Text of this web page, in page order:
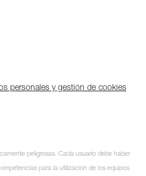
personales y gestión de cookies
peligrosas. Cada usuario debe haber
para la utilización de los equipos